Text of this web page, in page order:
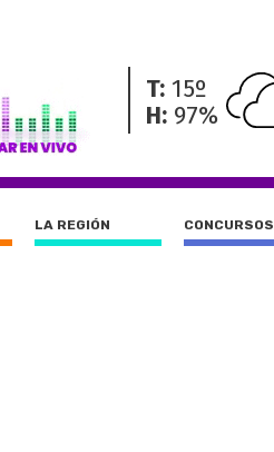
T: 15º
H: 97%
LA REGIÓN CONCURSOS